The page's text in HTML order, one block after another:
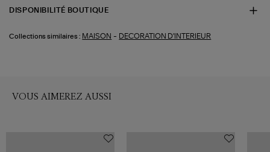
DISPONIBILITÉ BOUTIQUE
Collections similaires : MAISON - DECORATION D'INTERIEUR
VOUS AIMEREZ AUSSI